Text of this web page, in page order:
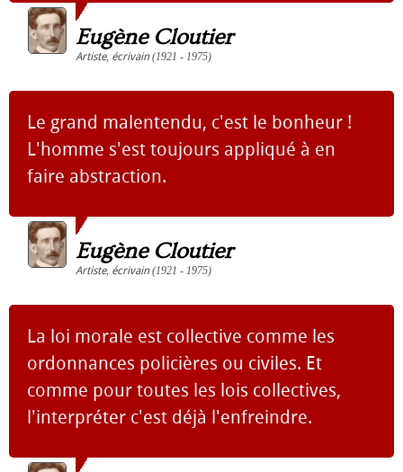
Eugène Cloutier
Artiste, écrivain(1921 - 1975)
Le grand malentendu, c'est le bonheur !
L'homme s'est toujours appliqué à en
faire abstraction.
Eugène Cloutier
Artiste, écrivain(1921 - 1975)
La loi morale est collective comme les
ordonnances policières ou civiles. Et
comme pour toutes les lois collectives,
l'interpréter c'est déjà l'enfreindre.